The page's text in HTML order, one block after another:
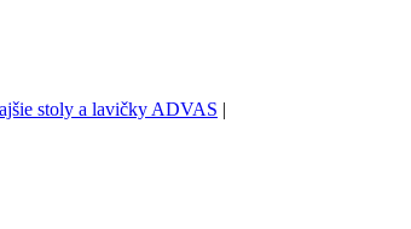
stoly a lavičky ADVAS |